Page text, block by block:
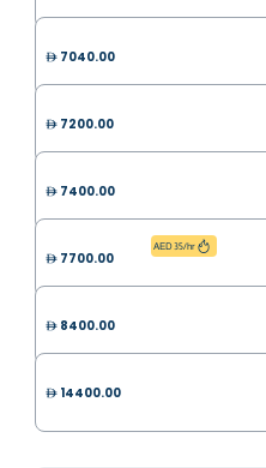
7040.00
7200.00
7400.00
AED 35/hr
7700.00
8400.00
14400.00